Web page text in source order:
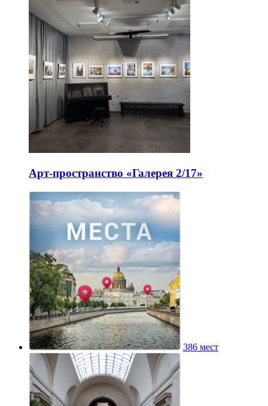
Арт-пространство «Галерея 2/17»
386 мест